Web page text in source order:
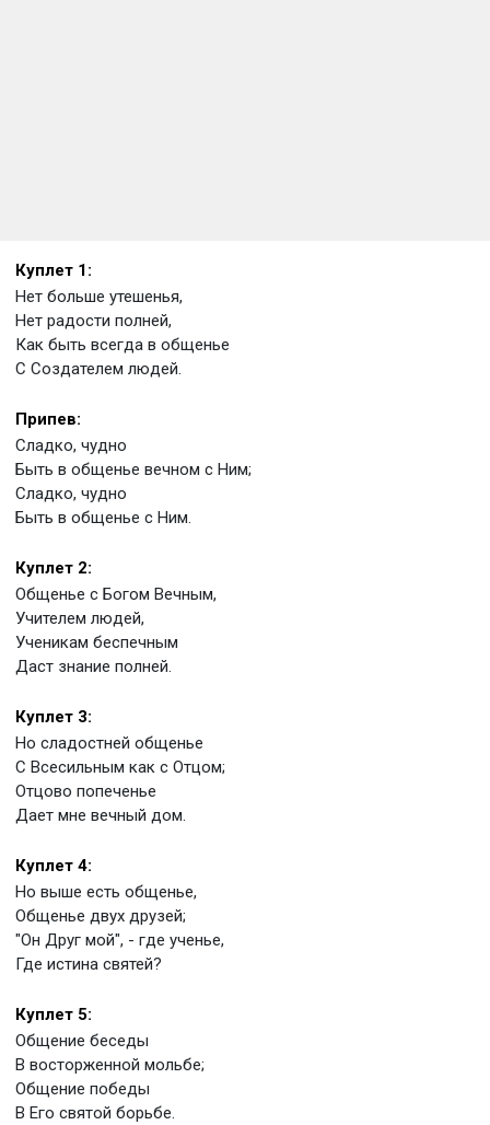
Куплет 1:
Нет больше утешенья,
Нет радости полней,
Как быть всегда в общенье
С Создателем людей.
Припев:
Сладко, чудно
Быть в общенье вечном с Ним;
Сладко, чудно
Быть в общенье с Ним.
Куплет 2:
Общенье с Богом Вечным,
Учителем людей,
Ученикам беспечным
Даст знание полней.
Куплет 3:
Но сладостней общенье
С Всесильным как с Отцом;
Отцово попеченье
Дает мне вечный дом.
Куплет 4:
Но выше есть общенье,
Общенье двух друзей;
"Он Друг мой", - где ученье,
Где истина святей?
Куплет 5:
Общение беседы
В восторженной мольбе;
Общение победы
В Его святой борьбе.